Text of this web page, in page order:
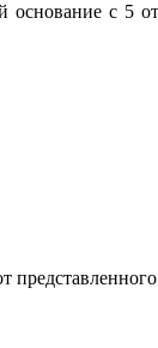
основание с